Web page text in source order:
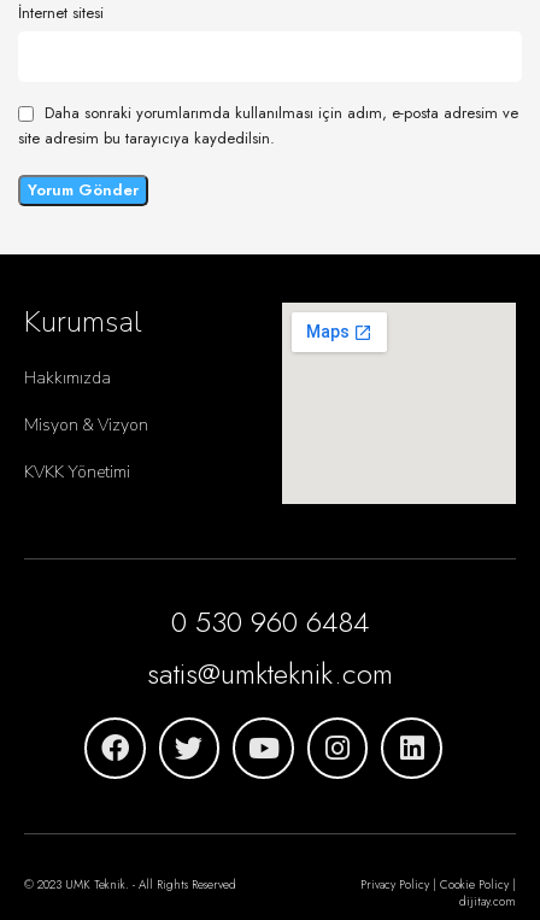
İnternet sitesi
Daha sonraki yorumlarımda kullanılması için adım, e-posta adresim ve
site adresim bu tarayıcıya kaydedilsin.
Kurumsal
Hakkımızda
Misyon & Vizyon
KVKK Yönetimi
0 530 960 6484
satis@umkteknik.com
© 2023 UMK Teknik. - All Rights Reserved
Privacy Policy | Cookie Policy |
dijitay.com